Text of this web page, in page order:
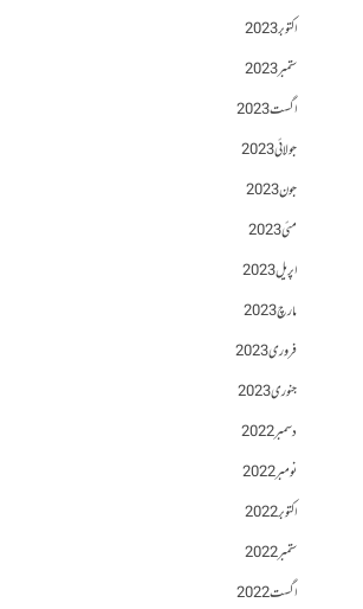
اکتوبر 2023
ستمبر 2023
اگست 2023
جولائی 2023
جون 2023
مئی 2023
اپریل 2023
مارچ 2023
فروری 2023
جنوری 2023
دسمبر 2022
نومبر 2022
اکتوبر 2022
ستمبر 2022
اگست 2022